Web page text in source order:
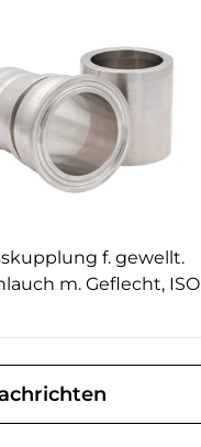
f. gewellt.
m. Geflecht, ISO